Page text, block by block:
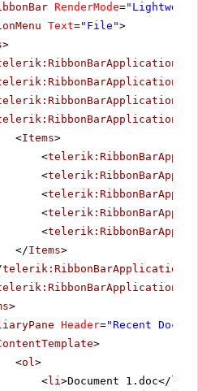
RenderMode=
Text="File">
>
<Items>
<
<
<
<
<
</Items>
>
Header="Recent
>
<ol>
<li>Document 1.doc</